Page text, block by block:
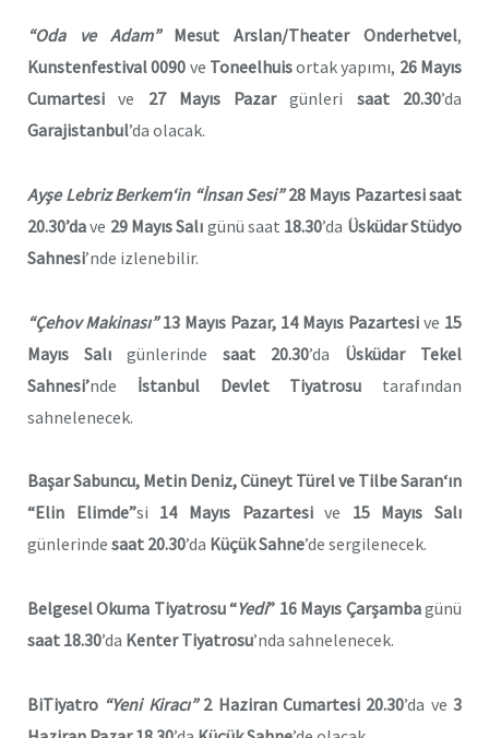
“Oda ve Adam” Mesut Arslan/Theater Onderhetvel,
Kunstenfestival 0090 ve Toneelhuisortak yapımı, 26 Mayıs
Cumartesi ve 27 Mayıs Pazargünleri saat 20.30’da
Garajistanbul’da olacak.
Ayşe Lebriz Berkem‘in“İnsan Sesi” 28 Mayıs Pazartesi saat
20.30’dave 29 Mayıs Salı günü saat 18.30’da Üsküdar Stüdyo
Sahnesi’nde izlenebilir.
“Çehov Makinası” 13 Mayıs Pazar, 14 Mayıs Pazartesi ve 15
Mayıs Salı günlerinde saat 20.30’da Üsküdar Tekel
Sahnesi’nde İstanbul Devlet Tiyatrosu tarafından
sahnelenecek.
Başar Sabuncu, Metin Deniz,Cüneyt Türelve Tilbe Saran‘ın
“Elin Elimde”si 14 Mayıs Pazartesive 15 Mayıs Salı
günlerinde saat 20.30’da Küçük Sahne’de sergilenecek.
Belgesel Okuma Tiyatrosu “Yedi” 16 Mayıs Çarşambagünü
saat 18.30’da Kenter Tiyatrosu’nda sahnelenecek.
BiTiyatro “Yeni Kiracı” 2 Haziran Cumartesi 20.30’da ve 3